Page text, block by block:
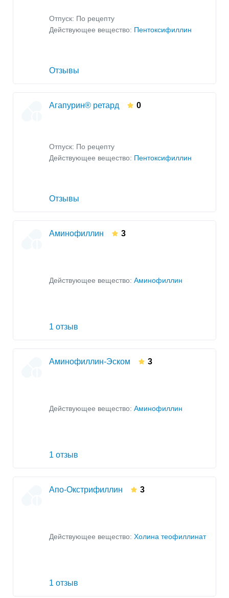
Отпуск: По рецепту
Действующее вещество: Пентоксифиллин
Отзывы
Агапурин® ретард 0
Отпуск: По рецепту
Действующее вещество: Пентоксифиллин
Отзывы
Аминофиллин 3
Действующее вещество: Аминофиллин
1 отзыв
Аминофиллин-Эском 3
Действующее вещество: Аминофиллин
1 отзыв
Апо-Окстрифиллин 3
Действующее вещество: Холина теофиллинат
1 отзыв